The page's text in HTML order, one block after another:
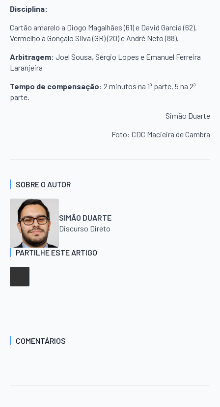
Disciplina:
Cartão amarelo a Diogo Magalhães (61) e David Garcia (62).
Vermelho a Gonçalo Silva (GR) (20) e André Neto (88).
Arbitragem: Joel Sousa, Sérgio Lopes e Emanuel Ferreira
Laranjeira
Tempo de compensação: 2 minutos na 1ª parte, 5 na 2ª
parte.
Simão Duarte
Foto: CDC Macieira de Cambra
SOBRE O AUTOR
SIMÃO DUARTE
Discurso Direto
PARTILHE ESTE ARTIGO
COMENTÁRIOS